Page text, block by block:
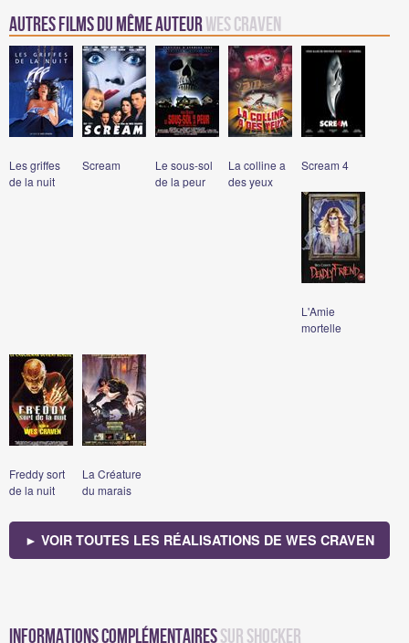
Autres Films du même auteurWes Craven
Les griffes
de la nuit
Scream
Le sous-sol
de la peur
La colline a
des yeux
Scream 4
L'Amie
mortelle
Freddy sort
de la nuit
La Créature
du marais
► VOIR TOUTES LES RÉALISATIONS DE WES CRAVEN
Informations complémentairessur Shocker